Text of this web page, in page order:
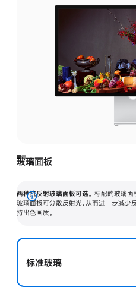
玻璃面板
两种抗反射玻璃面板可选。 标配的玻璃面
玻璃面板可分散反射光，从而进一步减少
持出色画质。
展
开
标准玻璃